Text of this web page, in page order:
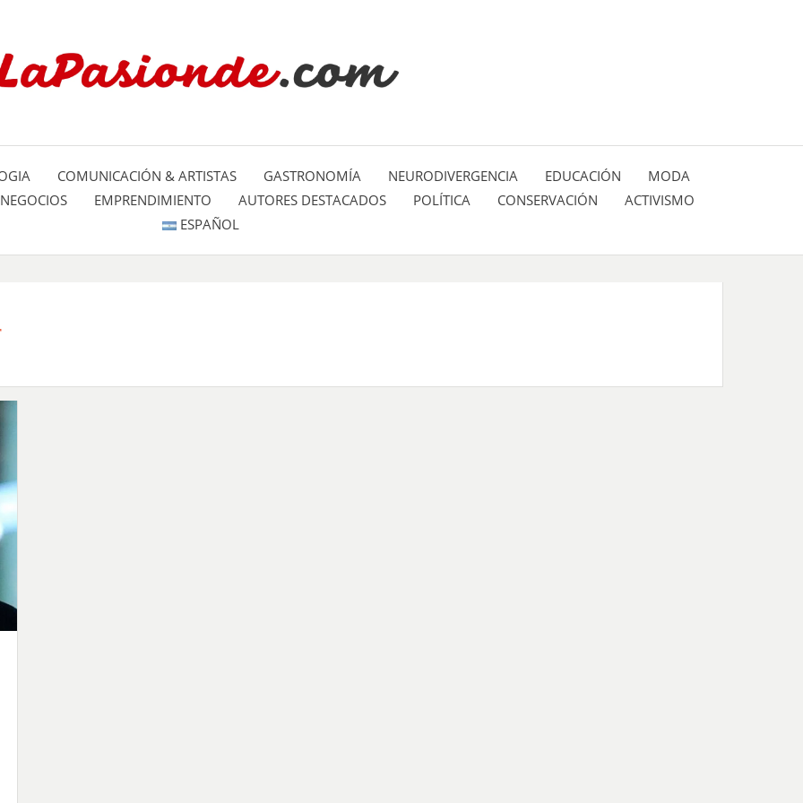
LA PASIÓN DE:
COMUNICACIÓN & ARTISTAS GASTRONOMÍA NEURODIVERGENCIA EDUCACIÓN
MODA
NEGOCIOS EMPRENDIMIENTO AUTORES DESTACADOS POLÍTICA CONSERVACIÓN
ACTIVISMO
ESPAÑOL